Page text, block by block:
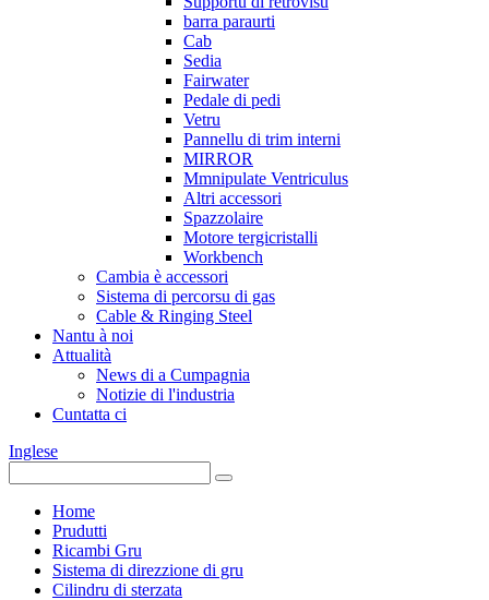
barra paraurti
Cab
Sedia
Fairwater
Pedale di pedi
Vetru
Pannellu di trim interni
MIRROR
Mmnipulate Ventriculus
Altri accessori
Spazzolaire
Motore tergicristalli
Workbench
Cambia è accessori
Sistema di percorsu di gas
Cable & Ringing Steel
Nantu à noi
Attualità
News di a Cumpagnia
Notizie di l'industria
Cuntatta ci
Inglese
Home
Prudutti
Ricambi Gru
Sistema di direzzione di gru
Cilindru di sterzata